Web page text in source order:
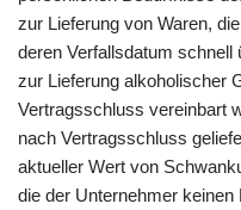
zur Lieferung von Waren,
deren Verfallsdatum schnell
zur Lieferung alkoholischer
Vertragsschluss vereinbart
nach Vertragsschluss
aktueller Wert von
die der Unternehmer keinen